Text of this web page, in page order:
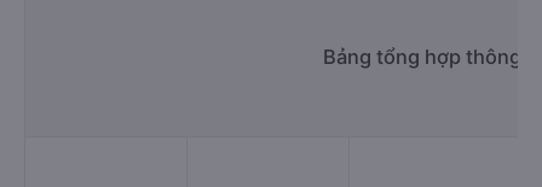
Bảng tổng hợp thông